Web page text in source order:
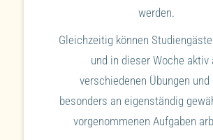
werden.
Gleichzeitig können
und in dieser Woche aktiv
verschiedenen Übungen und
besonders an eigenständig
vorgenommenen Aufgaben